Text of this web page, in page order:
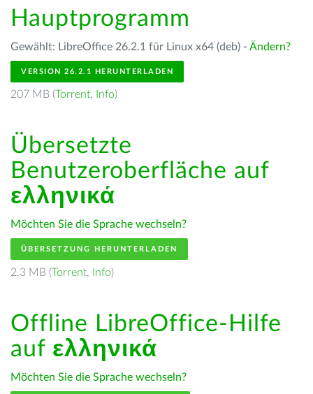
Hauptprogramm
Gewählt: LibreOffice 26.2.1 für Linux x64 (deb) - Ändern?
VERSION 26.2.1 HERUNTERLADEN
207 MB (Torrent, Info)
Übersetzte
Benutzeroberfläche auf
ελληνικά
Möchten Sie die Sprache wechseln?
ÜBERSETZUNG HERUNTERLADEN
2.3 MB (Torrent, Info)
Offline LibreOffice-Hilfe
auf ελληνικά
Möchten Sie die Sprache wechseln?